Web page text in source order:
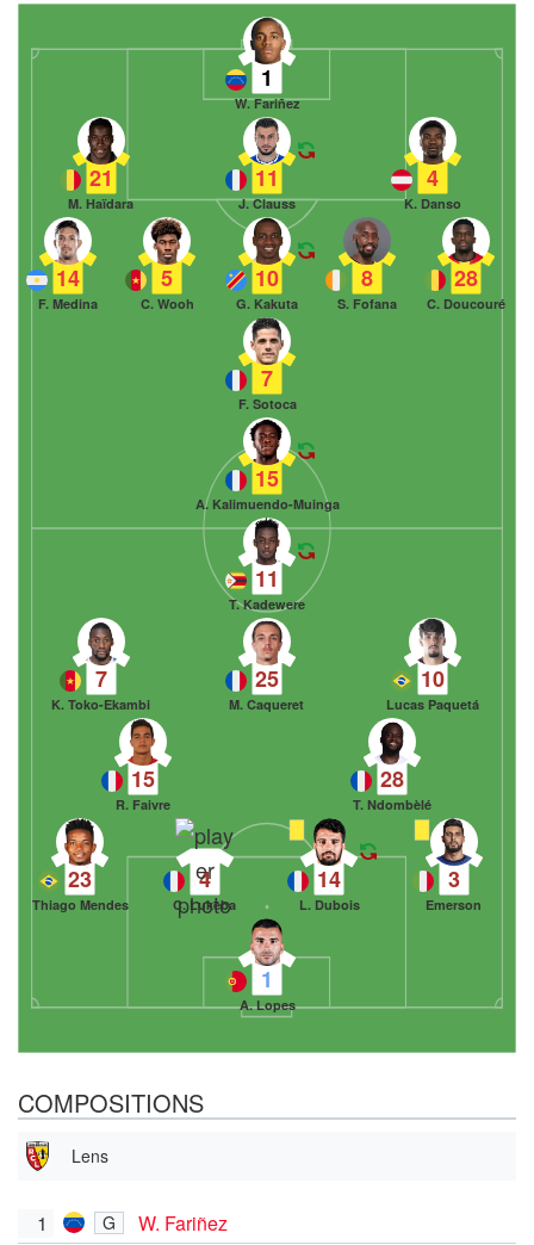
1
W. Fariñez
4
K. Danso
11
J. Clauss
21
M. Haïdara
28
C. Doucouré
8
S. Fofana
10
G. Kakuta
5
C. Wooh
14
F. Medina
7
F. Sotoca
15
A. Kalimuendo-Muinga
1
A. Lopes
23
Thiago Mendes
4
C. Lukeba
14
L. Dubois
3
Emerson
15
R. Faivre
28
T. Ndombèlé
7
K. Toko-Ekambi
25
M. Caqueret
10
Lucas Paquetá
11
T. Kadewere
COMPOSITIONS
Lens
1 G
W. Fariñez